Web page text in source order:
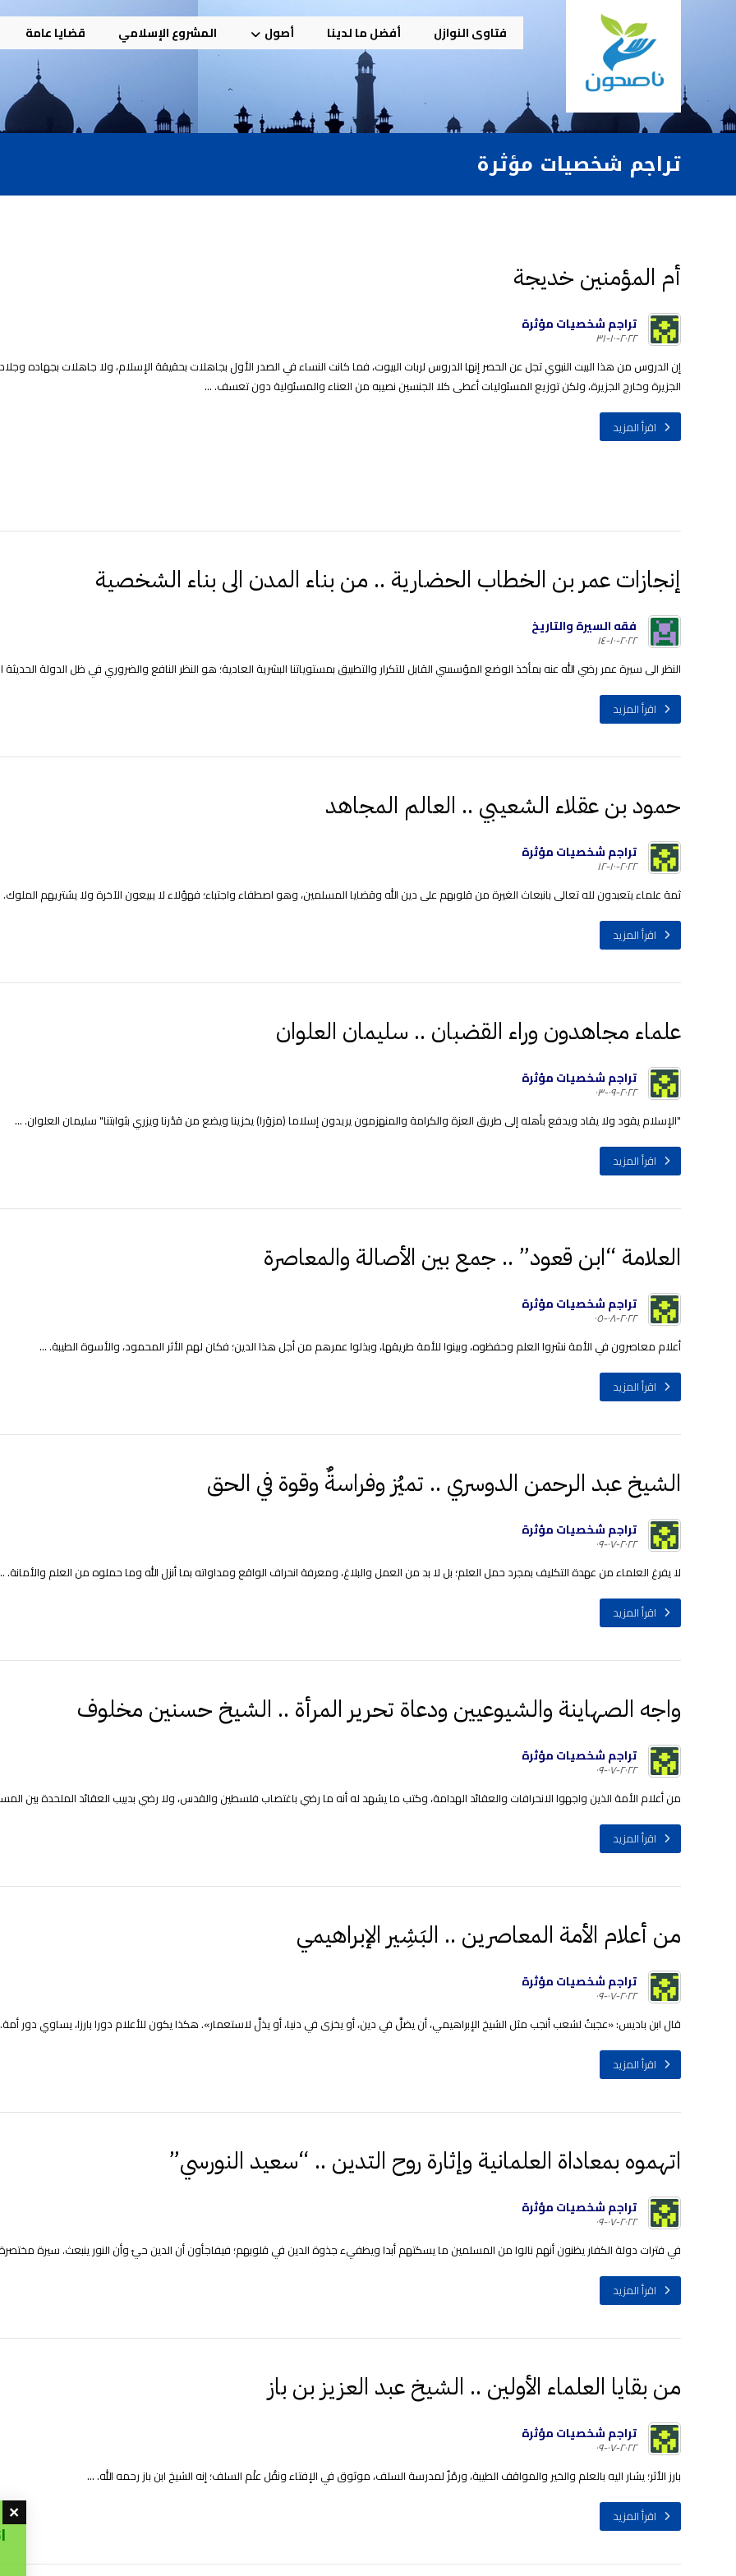
فتاوى النوازل أفضل ما لدينا أصول المشروع الإسلامي قضايا عامة
تراجم شخصيات مؤثرة
أم المؤمنين خديجة
تراجم شخصيات مؤثرة
٢٠٢٢-١٠-٣١
إن الدروس من هذا البيت النبوي تجل عن الحصر إنها الدروس لربات البيوت، فما كانت النساء في الصدر الأول بجاهلات بحقيقة الإسلام، ولا جاهلات بجهاده
الجزيرة وخارج الجزيرة، ولكن توزيع المسئوليات أعطى كلا الجنسين نصيبه من العناء والمسئولية دون تعسف. ...
اقرأ المزيد
إنجازات عمر بن الخطاب الحضارية .. من بناء المدن الى بناء الشخصية
فقه السيرة والتاريخ
٢٠٢٢-١٠-١٤
النظر الى سيرة عمر رضي الله عنه بمأخذ الوضع المؤسسي القابل للتكرار والتطبيق بمستوياتنا البشرية العادية؛ هو النظر النافع والضروري في ظل الدولة الحديثة
اقرأ المزيد
حمود بن عقلاء الشعيبي .. العالم المجاهد
تراجم شخصيات مؤثرة
٢٠٢٢-١٠-١٢
ثمة علماء يتعبدون لله تعالى بانبعاث الغيرة من قلوبهم على دين الله وقضايا المسلمين، وهو اصطفاء واجتباء؛ فهؤلاء لا يبيعون الآخرة ولا يشتريهم
اقرأ المزيد
علماء مجاهدون وراء القضبان .. سليمان العلوان
تراجم شخصيات مؤثرة
٢٠٢٢-٠٩-٠٣
"الإسلام يقود ولا يقاد ويدفع بأهله إلى طريق العزة والكرامة والمنهزمون يريدون إسلاما (مزوَرا) يخزينا ويضع من قدْرنا ويزري بثوابتنا" سليمان العلوان. ...
اقرأ المزيد
العلامة “ابن قعود” .. جمع بين الأصالة والمعاصرة
تراجم شخصيات مؤثرة
٢٠٢٢-٠٨-٠٥
أعلام معاصرون في الأمة نشروا العلم وحفظوه، وبينوا للأمة طريقها، وبذلوا عمرهم من أجل هذا الدين؛ فكان لهم الأثر المحمود، والأسوة الطيبة. ...
اقرأ المزيد
الشيخ عبد الرحمن الدوسري .. تميُز وفراسةٌ وقوة في الحق
تراجم شخصيات مؤثرة
٢٠٢٢-٠٧-٠٩
لا يفرغ العلماء من عهدة التكليف بمجرد حمل العلم؛ بل لا بد من العمل والبلاغ، ومعرفة انحراف الواقع ومداواته بما أنزل الله وما حملوه من العلم والأمانة.
اقرأ المزيد
واجه الصهاينة والشيوعيين ودعاة تحرير المرأة .. الشيخ حسنين مخلوف
تراجم شخصيات مؤثرة
٢٠٢٢-٠٧-٠٩
من أعلام الأمة الذين واجهوا الانحرافات والعقائد الهدامة، وكتب ما يشهد له أنه ما رضي باغتصاب فلسطين والقدس، ولا رضي بدبيب العقائد الملحدة بين
اقرأ المزيد
من أعلام الأمة المعاصرين .. البَشِير الإبراهيمي
تراجم شخصيات مؤثرة
٢٠٢٢-٠٧-٠٩
قال ابن باديس: «عجبتُ لشعب أنجب مثل الشيخ الإبراهيمي، أن يضلَّ في دين، أو يخزى في دنيا، أو يذلَّ لاستعمار». هكذا يكون للأعلام دورا بارزا، يساوي دور
اقرأ المزيد
اتهموه بمعاداة العلمانية وإثارة روح التدين .. “سعيد النورسي”
تراجم شخصيات مؤثرة
٢٠٢٢-٠٧-٠٩
في فترات دولة الكفار يظنون أنهم نالوا من المسلمين ما يسكتهم أبدا ويطفيء جذوة الدين في قلوبهم؛ فيفاجأون أن الدين حيّ وأن النور ينبعث. سيرة
اقرأ المزيد
من بقايا العلماء الأولين .. الشيخ عبد العزيز بن باز
تراجم شخصيات مؤثرة
٢٠٢٢-٠٧-٠٩
بارز الأثر؛ يشار اليه بالعلم والخير والمواقف الطيبة، ورمْزٌ لمدرسة السلف، موثوق في الإفتاء ونقْل علْم السلف؛ إنه الشيخ ابن باز رحمه الله. ...
اقرأ المزيد